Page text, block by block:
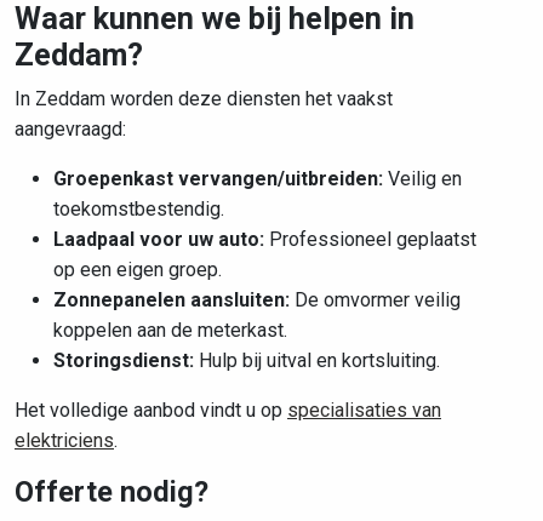
Waar kunnen we bij helpen in
Zeddam?
In Zeddam worden deze diensten het vaakst
aangevraagd:
Groepenkast vervangen/uitbreiden: Veilig en
toekomstbestendig.
Laadpaal voor uw auto: Professioneel geplaatst
op een eigen groep.
Zonnepanelen aansluiten: De omvormer veilig
koppelen aan de meterkast.
Storingsdienst: Hulp bij uitval en kortsluiting.
Het volledige aanbod vindt u op specialisaties van
elektriciens.
Offerte nodig?